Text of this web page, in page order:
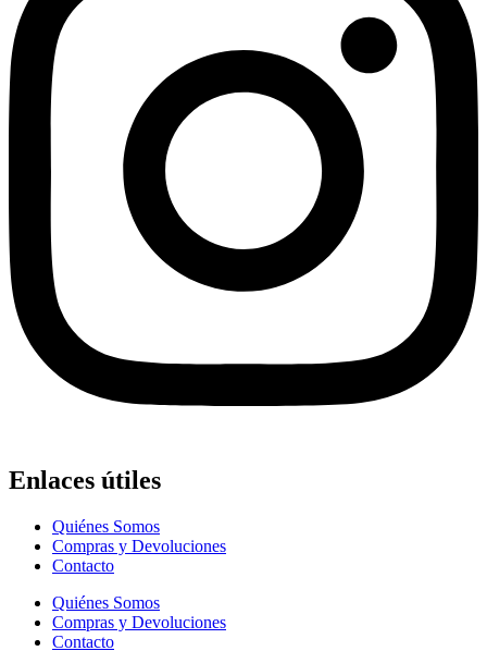
Enlaces útiles
Quiénes Somos
Compras y Devoluciones
Contacto
Quiénes Somos
Compras y Devoluciones
Contacto